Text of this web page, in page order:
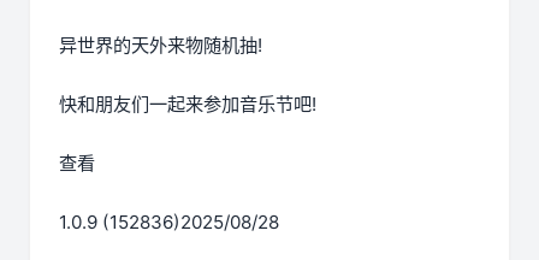
异世界的天外来物随机抽!
快和朋友们一起来参加音乐节吧!
查看
1.0.9 (152836)2025/08/28